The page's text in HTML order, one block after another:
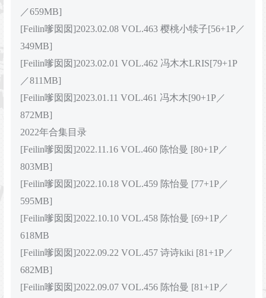
／659MB]
[Feilin嗲囡囡]2023.02.08 VOL.463 樱桃小犊子[56+1P／
349MB]
[Feilin嗲囡囡]2023.02.01 VOL.462 冯木木LRIS[79+1P
／811MB]
[Feilin嗲囡囡]2023.01.11 VOL.461 冯木木[90+1P／
872MB]
2022年合集目录
[Feilin嗲囡囡]2022.11.16 VOL.460 陈怡曼 [80+1P／
803MB]
[Feilin嗲囡囡]2022.10.18 VOL.459 陈怡曼 [77+1P／
595MB]
[Feilin嗲囡囡]2022.10.10 VOL.458 陈怡曼 [69+1P／
618MB
[Feilin嗲囡囡]2022.09.22 VOL.457 诗诗kiki [81+1P／
682MB]
[Feilin嗲囡囡]2022.09.07 VOL.456 陈怡曼 [81+1P／